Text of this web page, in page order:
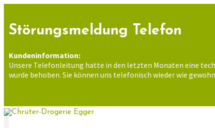
springen
Störungsmeldung Telefon
Kundeninformation:
Unsere Telefonleitung hatte in den letzten Monaten eine
wurde behoben. Sie können uns telefonisch wieder wie